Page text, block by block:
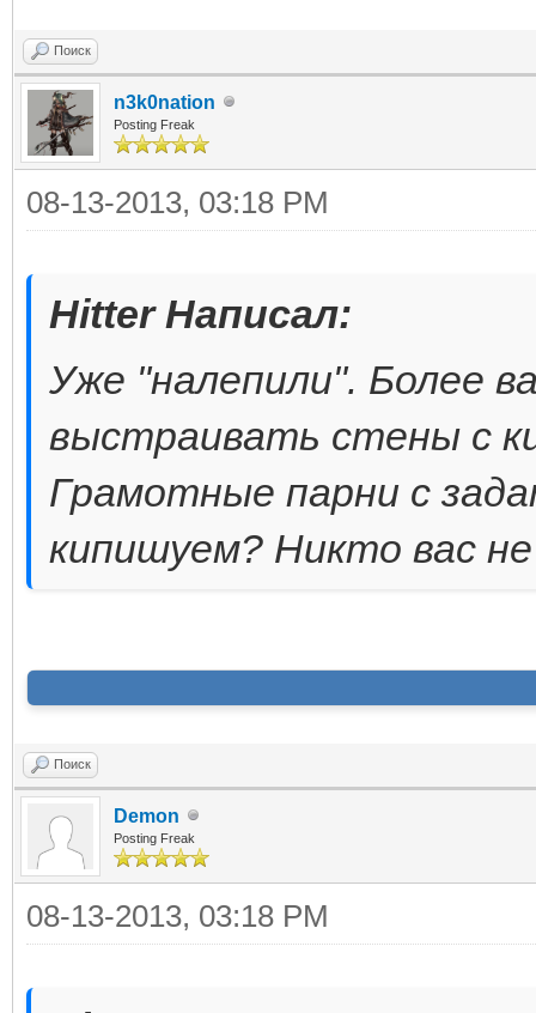
Поиск
n3k0nation
Posting Freak
08-13-2013, 03:18 PM
Hitter Написал:
Уже "налепили". Более
выстраивать стены с
Грамотные парни с
кипишуем? Никто вас
Поиск
Dеmon
Posting Freak
08-13-2013, 03:18 PM